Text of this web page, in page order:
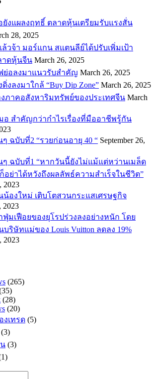
อยังแผลงฤทธิ์ ตลาดหุ้นเตรียมรับแรงสั่น
28, 2025
วจ้า มอร์แกน สแตนลีย์ได้ปรับเพิ่มเป้า
ดหุ้นจีน March 26, 2025
ฟย่อลงมาแนวรับสำคัญ March 26, 2025
ดิ่งลงมาใกล้ “Buy Dip Zone” March 26, 2025
ภาคอสังหาริมทรัพย์ของประเทศจีน March
อ สำคัญกว่ากำไรเรื่องที่มืออาชีพรู้กัน
ฉบับที่2 “รวยก่อนอายุ 40 “ September 26,
ๆ ฉบับที่1 “หากวันนี้ยังไม่แม้แต่หว่านเมล็ด
ย่าได้หวังถึงผลลัพธ์ความสำเร็จในชีวิต”
2023
น้องใหม่ เติบโตสวนกระแสเศรษฐกิจ
2023
มเฟือยของยุโรปร่วงลงอย่างหนัก โดย
บริษัทแม่ของ Louis Vuitton ลดลง 19%
2023
(265)
(28)
(20)
เทรด (5)
(3)
(3)